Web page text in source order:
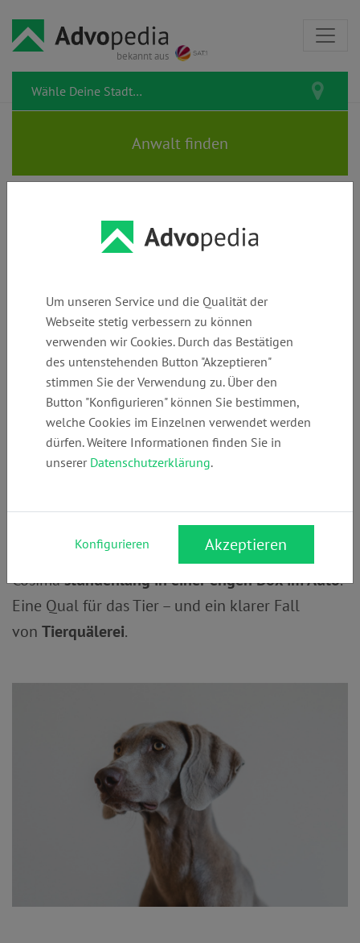
bekannt aus
Behörden & Vorschriften Recht im Alltag
Tierquälerei: Weimaraner-
Hündin Cosima litt in einer
engen Box – jetzt hat sie ein
neues Leben
Verwaltungsrecht Tierrecht Tierschutz
Mit großen, treuen Augen blickt sie einen an.
Doch die Weimaraner-Hündin Cosima musste
verbringen. Während ihr Herrchen täglich sechs
bis sieben Stunden arbeitete, blieb
Cosimastundenlang in einer engen Box im Auto.
Eine Qual für das Tier – und ein klarer Fall
von Tierquälerei.
Um unseren Service und die Qualität der
Webseite stetig verbessern zu können
verwenden wir Cookies. Durch das Bestätigen
des untenstehenden Button "Akzeptieren"
stimmen Sie der Verwendung zu. Über den
Button "Konfigurieren" können Sie bestimmen,
welche Cookies im Einzelnen verwendet werden
dürfen. Weitere Informationen finden Sie in
unserer Datenschutzerklärung.
Konfigurieren Akzeptieren